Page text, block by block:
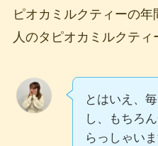
ピオカミルクティーの
人のタピオカミルクティ
とはいえ、
し、もちろ
らっしゃい